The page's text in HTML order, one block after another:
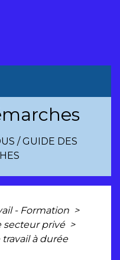
/GUIDE DES
- Formation >
secteur privé >
à durée